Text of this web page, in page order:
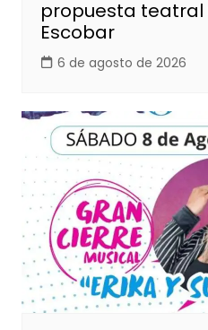
propuesta teatral
Escobar
6 de agosto de 2026